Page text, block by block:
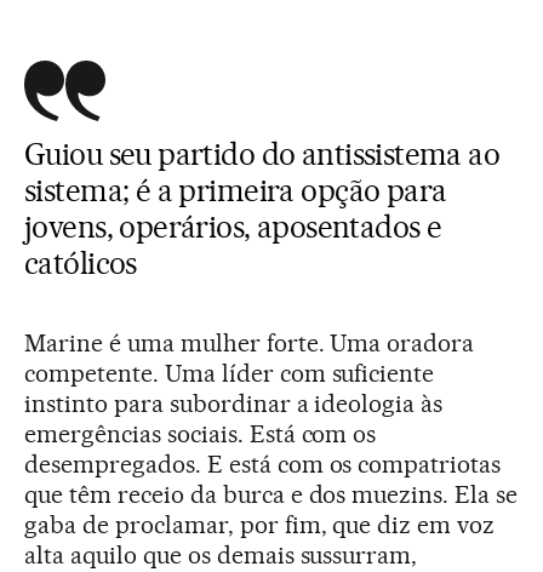
Guiou seu partido do antissistema ao
sistema; é a primeira opção para
jovens, operários, aposentados e
católicos
Marine é uma mulher forte. Uma oradora
competente. Uma líder com suficiente
instinto para subordinar a ideologia às
emergências sociais. Está com os
desempregados. E está com os compatriotas
que têm receio da burca e dos muezins. Ela se
gaba de proclamar, por fim, que diz em voz
alta aquilo que os demais sussurram,